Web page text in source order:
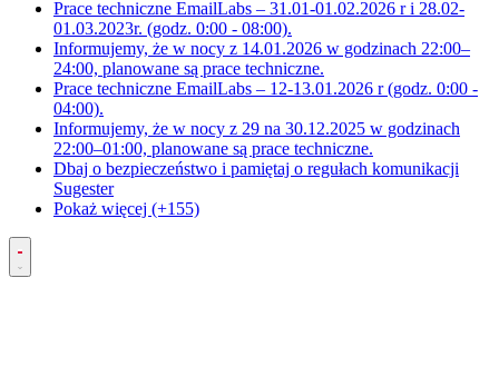
Prace techniczne EmailLabs – 31.01-01.02.2026 r i 28.02-
01.03.2023r. (godz. 0:00 - 08:00).
Informujemy, że w nocy z 14.01.2026 w godzinach 22:00–
24:00, planowane są prace techniczne.
Prace techniczne EmailLabs – 12-13.01.2026 r (godz. 0:00 -
04:00).
Informujemy, że w nocy z 29 na 30.12.2025 w godzinach
22:00–01:00, planowane są prace techniczne.
Dbaj o bezpieczeństwo i pamiętaj o regułach komunikacji
Sugester
Pokaż więcej (+155)